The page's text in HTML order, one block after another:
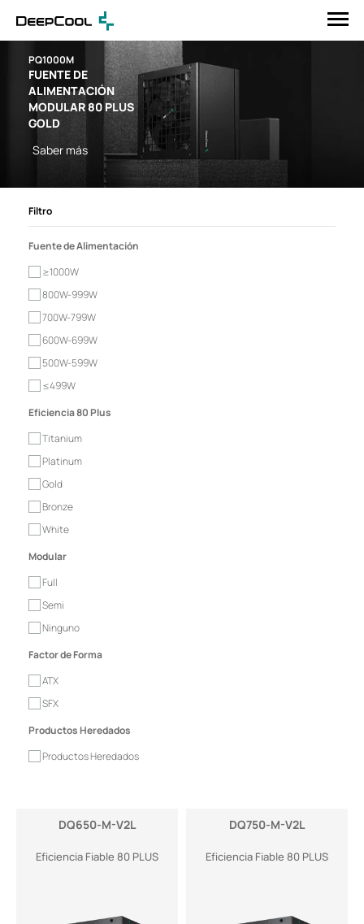
PQ1000M
FUENTE DE
ALIMENTACIÓN
MODULAR 80 PLUS
GOLD
Saber más
Filtro
Fuente de Alimentación
≥1000W
800W-999W
700W-799W
600W-699W
500W-599W
≤499W
Eficiencia 80 Plus
Titanium
Platinum
Gold
Bronze
White
Modular
Full
Semi
Ninguno
Factor de Forma
ATX
SFX
Productos Heredados
Productos Heredados
DQ650-M-V2L
Eficiencia Fiable 80 PLUS
DQ750-M-V2L
Eficiencia Fiable 80 PLUS